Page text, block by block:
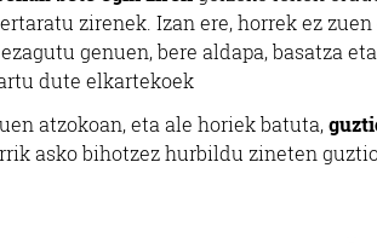
zirenek. Izan ere, horrek ez
genuen, bere aldapa, basatza
dute elkartekoek
atzokoan, eta ale horiek batuta,
asko bihotzez hurbildu zineten